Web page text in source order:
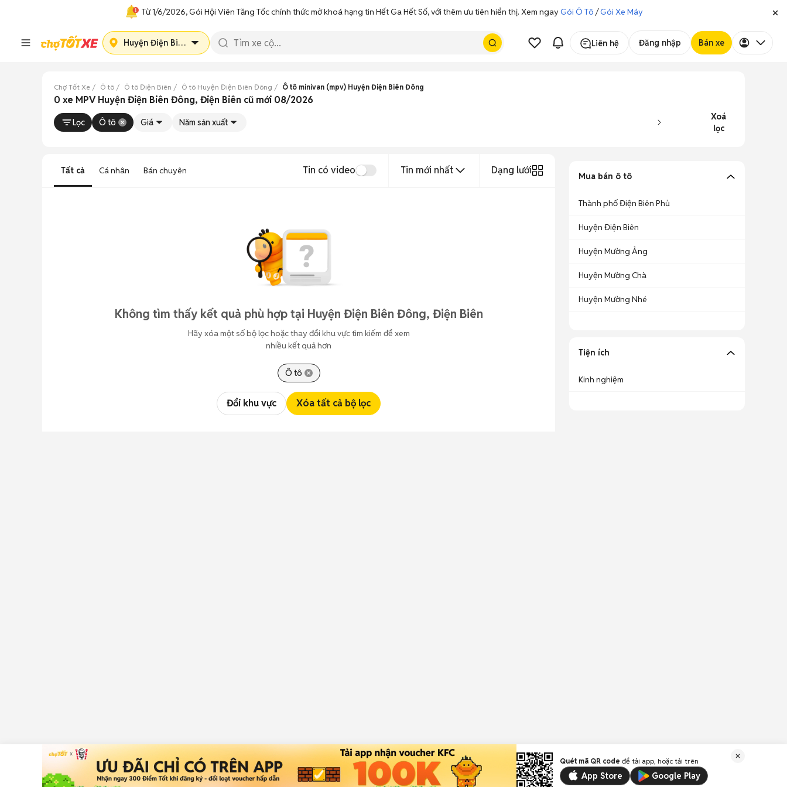
Từ 1/6/2026, Gói Hội Viên Tăng Tốc chính thức mở khoá hạng tin Hết Ga Hết Số, với thêm ưu tiên hiển thị. Xem ngayGói Ô Tô /Gói Xe Máy
Huyện Điện Biên Đông Liên hệ Đăng nhập Bán xe
Chợ Tốt Xe Ô tô Ô tô Điện Biên Ô tô Huyện Điện Biên Đông Ô tô minivan (mpv) Huyện Điện Biên Đông
0 xe MPV Huyện Điện Biên Đông, Điện Biên cũ mới 08/2026
Lọc Ô tô Giá Năm sản xuất
Xoá
lọc
Tất cả Cá nhân Bán chuyên Tin có video Tin mới nhất Dạng lưới
Không tìm thấy kết quả phù hợp tại Huyện Điện Biên Đông, Điện Biên
Hãy xóa một số bộ lọc hoặc thay đổi khu vực tìm kiếm để xem
nhiều kết quả hơn
Ô tô
Đổi khu vực Xóa tất cả bộ lọc
Mua bán ô tô
Thành phố Điện Biên Phủ
Huyện Điện Biên
Huyện Mường Ảng
Huyện Mường Chà
Huyện Mường Nhé
Tiện ích
Kinh nghiệm
Quét mã QR code để tải app, hoặc tải trên
App Store Google Play